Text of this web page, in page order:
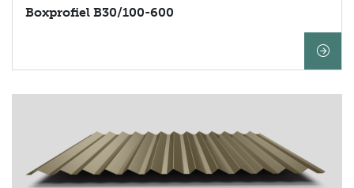
Boxprofiel B30/100-600